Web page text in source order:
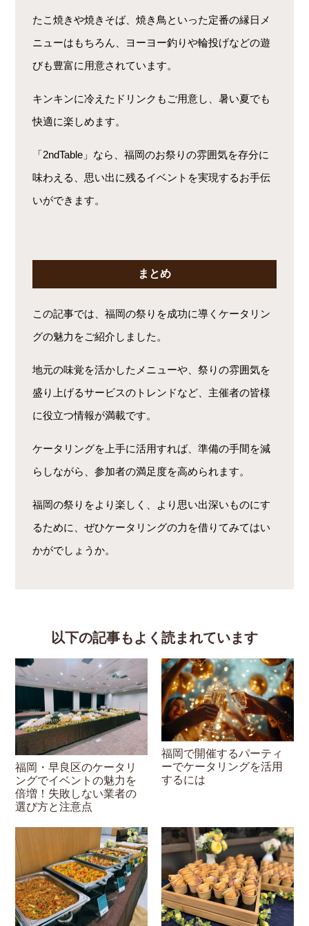
たこ焼きや焼きそば、焼き鳥といった定番の縁日メ
ニューはもちろん、ヨーヨー釣りや輪投げなどの遊
びも豊富に用意されています。
キンキンに冷えたドリンクもご用意し、暑い夏でも
快適に楽しめます。
「2ndTable」なら、福岡のお祭りの雰囲気を存分に
味わえる、思い出に残るイベントを実現するお手伝
いができます。
まとめ
この記事では、福岡の祭りを成功に導くケータリン
グの魅力をご紹介しました。
地元の味覚を活かしたメニューや、祭りの雰囲気を
盛り上げるサービスのトレンドなど、主催者の皆様
に役立つ情報が満載です。
ケータリングを上手に活用すれば、準備の手間を減
らしながら、参加者の満足度を高められます。
福岡の祭りをより楽しく、より思い出深いものにす
るために、ぜひケータリングの力を借りてみてはい
かがでしょうか。
以下の記事もよく読まれています
福岡・早良区のケータリ
ングでイベントの魅力を
倍増！失敗しない業者の
選び方と注意点
福岡で開催するパーティ
ーでケータリングを活用
するには